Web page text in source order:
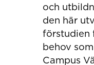
och
den här
förstudien
behov
Campus